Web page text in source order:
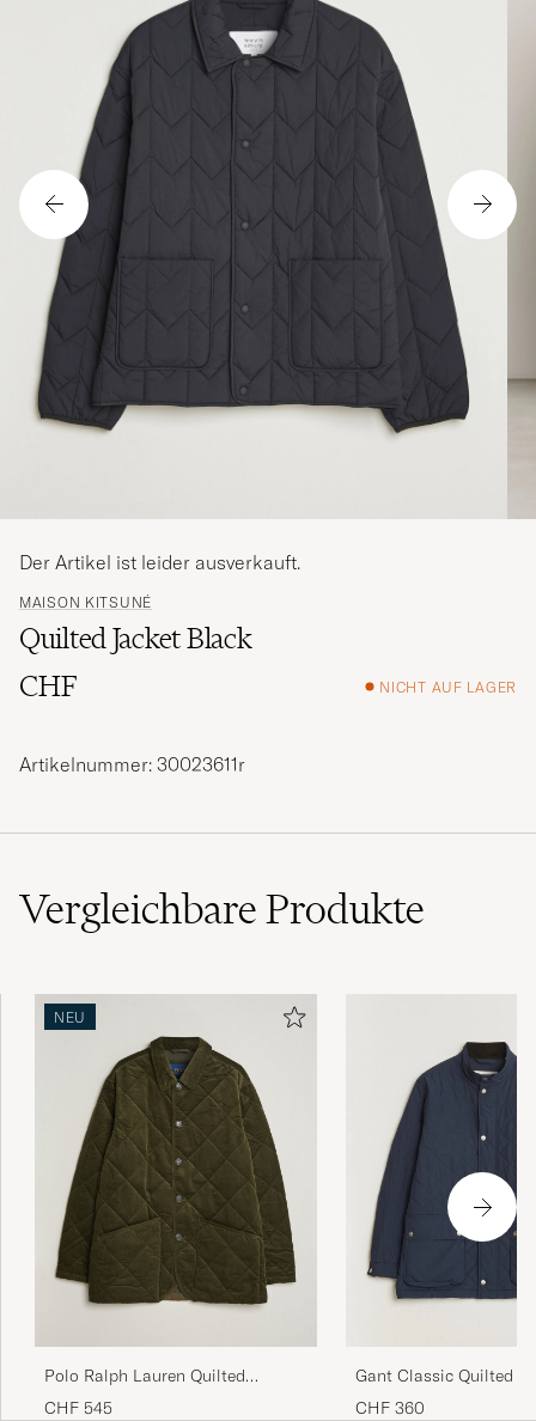
MAISON KITSUNÉ
Quilted Jacket Black
CHF
NICHT AUF LAGER
Der Artikel ist leider ausverkauft.
Artikelnummer: 30023611r
VergleichbareProdukte
NEU
Polo Ralph Lauren Quilted
Corduroy Car Coat Company Olive
CHF 545
Gant Classic Quilted
Evening Blue
CHF 360